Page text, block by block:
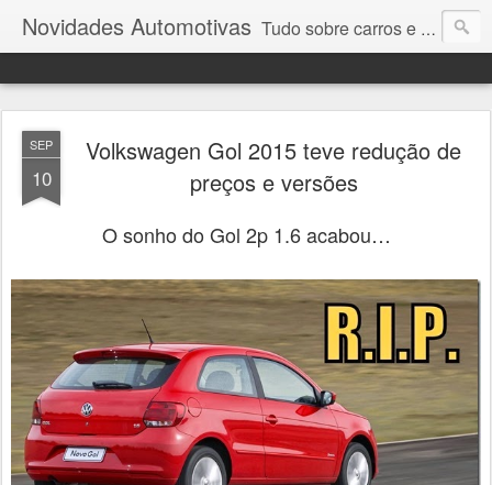
Novidades Automotivas Tudo sobre carros e motores
SEP
10
Volkswagen Gol 2015 teve redução de
preços e versões
O sonho do Gol 2p 1.6 acabou…